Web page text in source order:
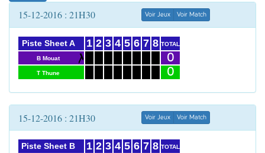
15-12-2016 : 21H30 Voir Jeux Voir Match
Piste Sheet A
B Mouat
T Thune
1 2 3 4 5 6 7 8 TOTAL
0
0
15-12-2016 : 21H30 Voir Jeux Voir Match
Piste Sheet B 1 2 3 4 5 6 7 8 TOTAL